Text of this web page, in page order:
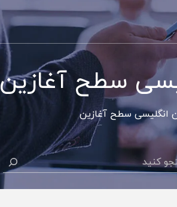
سطح آغازین
انگلیسی سطح آغازین